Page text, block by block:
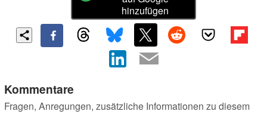
hinzufügen
Kommentare
Fragen, Anregungen, zusätzliche Informationen zu diesem